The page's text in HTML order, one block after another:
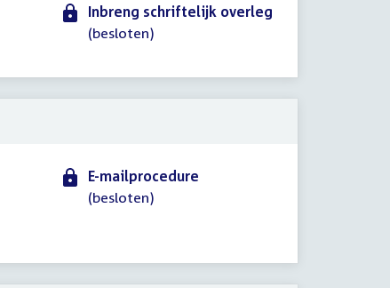
Inbreng schriftelijk overleg
(besloten)
E-mailprocedure
(besloten)